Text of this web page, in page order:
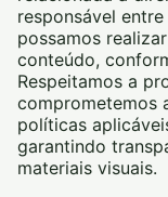
responsável
possamos
conteúdo,
Respeitamos a
comprometemos
políticas
garantindo
materiais visuais.